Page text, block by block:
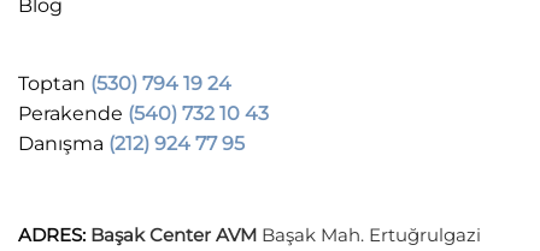
Blog
Toptan (530) 794 19 24
Perakende (540) 732 10 43
Danışma (212) 924 77 95
ADRES: Başak Center AVM Başak Mah. Ertuğrulgazi